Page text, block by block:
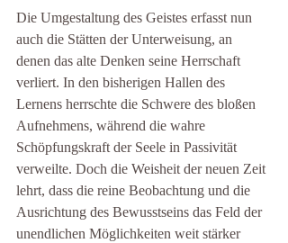
Die Umgestaltung des Geistes erfasst nun
auch die Stätten der Unterweisung, an
denen das alte Denken seine Herrschaft
verliert. In den bisherigen Hallen des
Lernens herrschte die Schwere des bloßen
Aufnehmens, während die wahre
Schöpfungskraft der Seele in Passivität
verweilte. Doch die Weisheit der neuen Zeit
lehrt, dass die reine Beobachtung und die
Ausrichtung des Bewusstseins das Feld der
unendlichen Möglichkeiten weit stärker